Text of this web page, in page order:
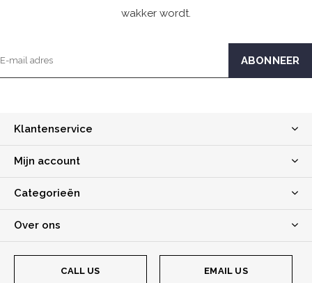
wakker wordt.
Klantenservice
Mijn account
Categorieën
Over ons
CALL US EMAIL US